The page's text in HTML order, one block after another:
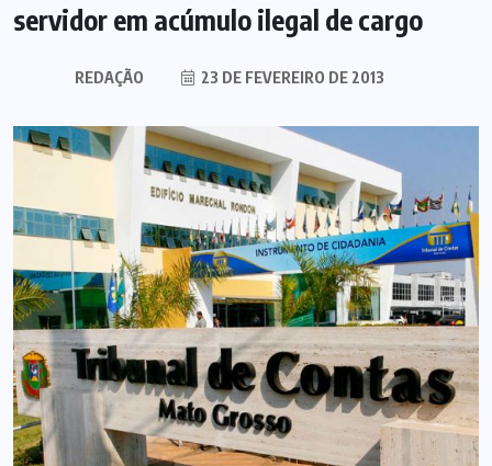
servidor em acúmulo ilegal de cargo
REDAÇÃO 23 DE FEVEREIRO DE 2013